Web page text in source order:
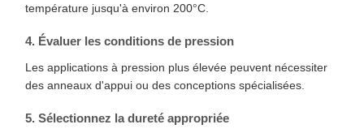
température jusqu'à environ 200°C.
4. Évaluer les conditions de pression
Les applications à pression plus élevée peuvent nécessiter
des anneaux d'appui ou des conceptions spécialisées.
5. Sélectionnez la dureté appropriée